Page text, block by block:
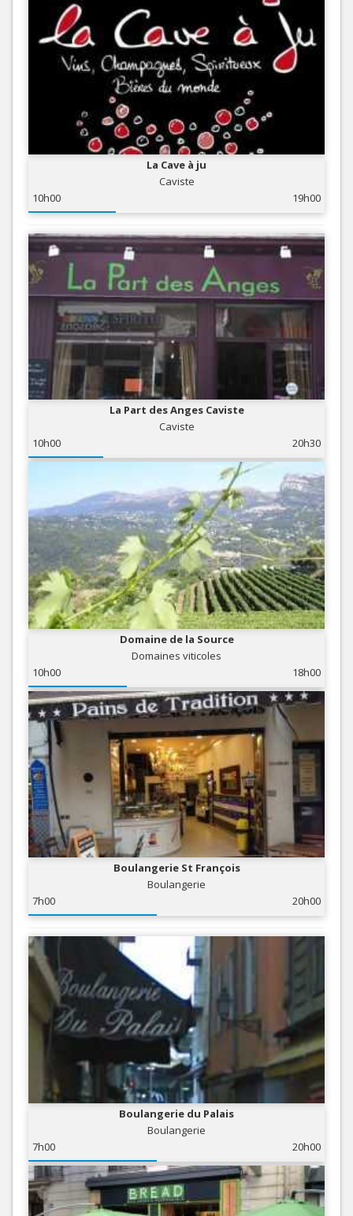
La Cave à ju
Caviste
10h00
19h00
La Part des Anges Caviste
Caviste
10h00
20h30
Domaine de la Source
Domaines viticoles
10h00
18h00
Boulangerie St François
Boulangerie
7h00
20h00
Boulangerie du Palais
Boulangerie
7h00
20h00